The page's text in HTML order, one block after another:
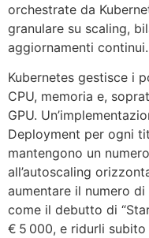
orchestrate da
granulare su scaling,
aggiornamenti continui.
Kubernetes gestisce i
CPU, memoria e,
GPU.
Deployment per ogni
mantengono un
all’autoscaling
aumentare il numero
come il debutto di
€ 5 000, e ridurli